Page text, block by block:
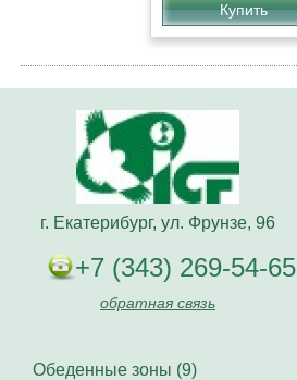
Купить
г. Екатерибург, ул. Фрунзе, 96
+7 (343) 269-54-65
обратная связь
Обеденные зоны (9)